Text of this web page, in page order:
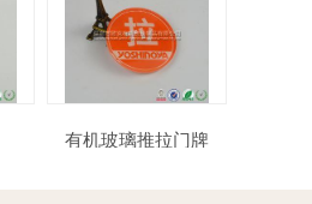
有机玻璃推拉门牌